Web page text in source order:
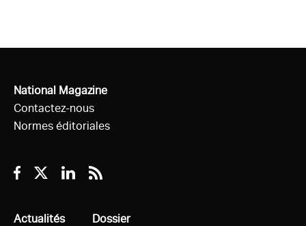
National Magazine
Contactez-nous
Normes éditoriales
Facebook
TwitterLinkedin
RSS
Tous
Actualités Tous
Dossier